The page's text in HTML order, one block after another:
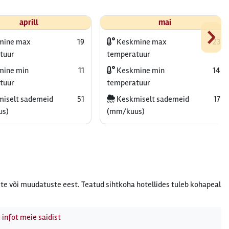
›
aprill
max
19
min
11
sademeid
51
mai
Keskmine max
temperatuur
23
Keskmine min
temperatuur
14
Keskmiselt sademeid
(mm/kuus)
17
või muudatuste eest. Teatud sihtkoha hotellides tuleb kohapeal
infot meie saidist